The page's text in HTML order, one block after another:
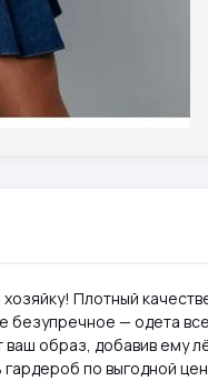
Плотный
безупречное — одета
образ, добавив ему
по выгодной